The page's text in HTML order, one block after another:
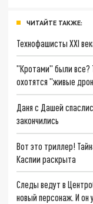
ЧИТАЙТЕ ТАКЖЕ:
Технофашисты XXI
"Кротами" были все?
охотятся "живые
Даня с Дашей
закончились
Вот это триллер!
Каспии раскрыта
Следы ведут в
новый персонаж. И он